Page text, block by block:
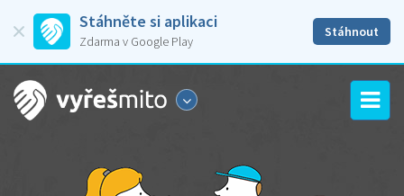
Stáhněte si aplikaci
Zdarma v Google Play
Stáhnout